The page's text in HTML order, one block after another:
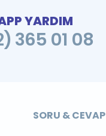
YARDIM
365 01 08
SORU & CEVAP